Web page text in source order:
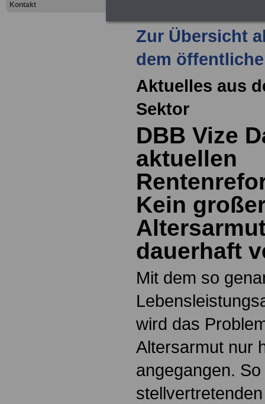
Kontakt
Zur Übersicht
dem
Aktuelles aus
Sektor
DBB Vize
aktuellen
Kein
dauerhaft
Mit dem so
wird das
Altersarmut nur
angegangen.